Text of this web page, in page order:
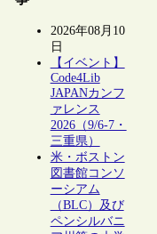
2026年08月10
日
【イベント】
Code4Lib
JAPANカンフ
ァレンス
2026（9/6-7・
三重県）
米・ボストン
図書館コンソ
ーシアム
（BLC）及び
ペンシルバニ